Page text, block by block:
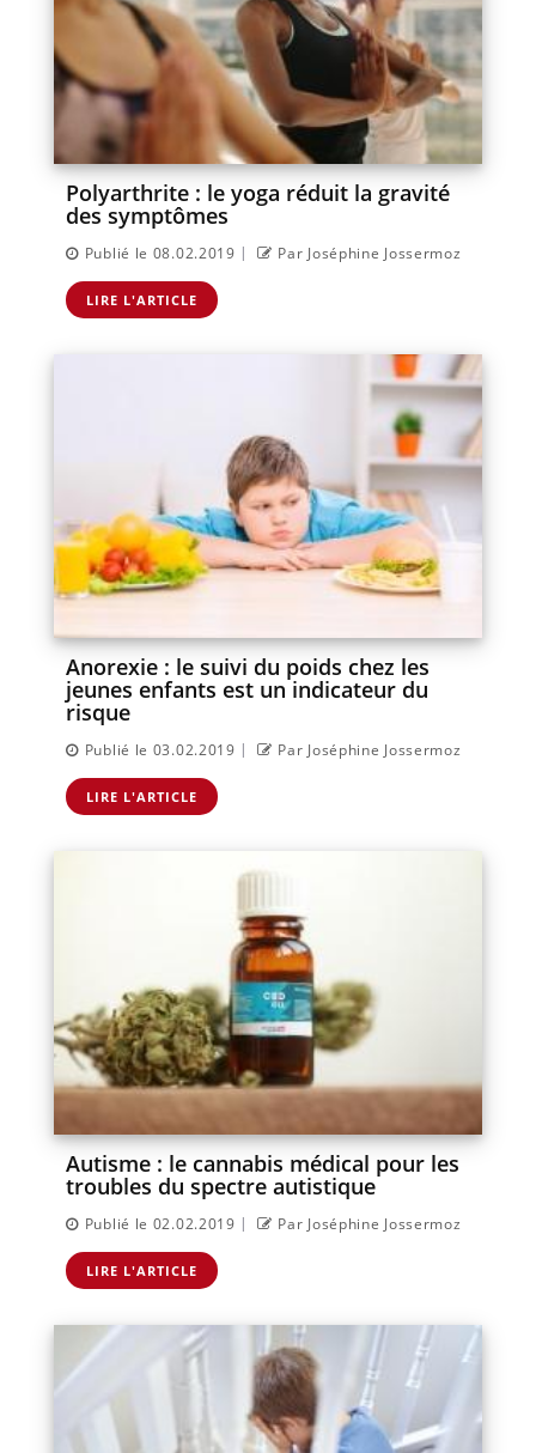
Polyarthrite : le yoga réduit la gravité
des symptômes
Publié le 08.02.2019 | Par Joséphine Jossermoz
LIRE L'ARTICLE
Anorexie : le suivi du poids chez les
jeunes enfants est un indicateur du
risque
Publié le 03.02.2019 | Par Joséphine Jossermoz
LIRE L'ARTICLE
Autisme : le cannabis médical pour les
troubles du spectre autistique
Publié le 02.02.2019 | Par Joséphine Jossermoz
LIRE L'ARTICLE